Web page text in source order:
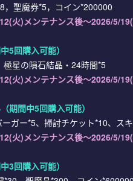
，聖魔券*5，コイン*200000
火)メンテナンス後～2026/5/
中5回購入可能）
極星の隕石結晶・24時間*5
火)メンテナンス後～2026/5/
（期間中5回購入可能）
ガー*5、掃討チケット*10、ス
火)メンテナンス後～2026/5/
中3回購入可能）